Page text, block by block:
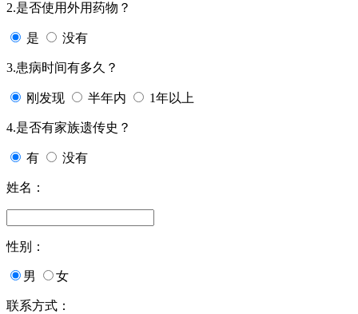
2.是否使用外用药物？
是 没有
3.患病时间有多久？
刚发现 半年内 1年以上
4.是否有家族遗传史？
有 没有
姓名：
性别：
男 女
联系方式：